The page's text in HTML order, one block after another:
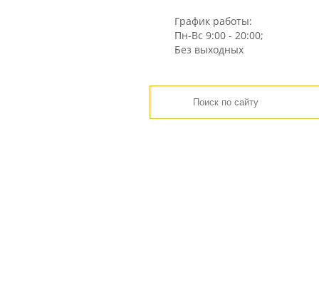
График работы:
Пн-Вс 9:00 - 20:00;
Без выходных